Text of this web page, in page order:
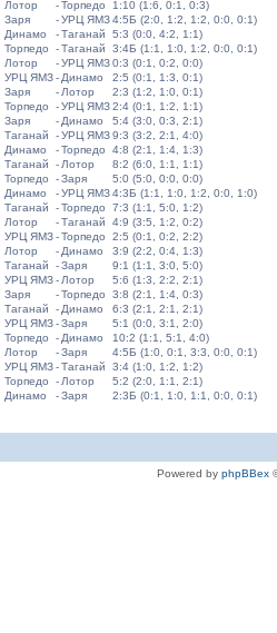
Лотор -Торпедо
1:10 (1:6, 0:1, 0:3)
Заря -УРЦ ЯМЗ4:5Б (2:0, 1:2, 1:2, 0:0, 0:1)
Динамо -Таганай
5:3 (0:0, 4:2, 1:1)
Торпедо -Таганай
3:4Б (1:1, 1:0, 1:2, 0:0, 0:1)
Лотор -УРЦ ЯМЗ0:3 (0:1, 0:2, 0:0)
УРЦ ЯМЗ- Динамо
2:5 (0:1, 1:3, 0:1)
Заря - Лотор
2:3 (1:2, 1:0, 0:1)
Торпедо -УРЦ ЯМЗ2:4 (0:1, 1:2, 1:1)
Заря - Динамо
5:4 (3:0, 0:3, 2:1)
Таганай -УРЦ ЯМЗ9:3 (3:2, 2:1, 4:0)
Динамо -Торпедо
4:8 (2:1, 1:4, 1:3)
Таганай - Лотор
8:2 (6:0, 1:1, 1:1)
Торпедо -Заря
5:0 (5:0, 0:0, 0:0)
Динамо -УРЦ ЯМЗ4:3Б (1:1, 1:0, 1:2, 0:0, 1:0)
Таганай -Торпедо
7:3 (1:1, 5:0, 1:2)
Лотор -Таганай
4:9 (3:5, 1:2, 0:2)
УРЦ ЯМЗ-Торпедо
2:5 (0:1, 0:2, 2:2)
Лотор - Динамо
3:9 (2:2, 0:4, 1:3)
Таганай -Заря
9:1 (1:1, 3:0, 5:0)
УРЦ ЯМЗ- Лотор
5:6 (1:3, 2:2, 2:1)
Заря -Торпедо
3:8 (2:1, 1:4, 0:3)
Таганай - Динамо
6:3 (2:1, 2:1, 2:1)
УРЦ ЯМЗ-Заря
5:1 (0:0, 3:1, 2:0)
Торпедо - Динамо
10:2 (1:1, 5:1, 4:0)
Лотор -Заря
4:5Б (1:0, 0:1, 3:3, 0:0, 0:1)
УРЦ ЯМЗ-Таганай
3:4 (1:0, 1:2, 1:2)
Торпедо - Лотор
5:2 (2:0, 1:1, 2:1)
Динамо -Заря 2:3Б (0:1, 1:0, 1:1, 0:0, 0:1)
Powered by phpBBex